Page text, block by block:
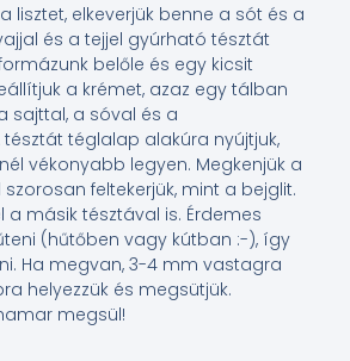
lisztet, elkeverjük benne a sót és a
és a tejjel gyúrható tésztát
belőle és egy kicsit
a krémet, azaz egy tálban
sajttal, a sóval és a
téglalap alakúra nyújtjuk,
vékonyabb legyen. Megkenjük a
feltekerjük, mint a bejglit.
a másik tésztával is. Érdemes
(hűtőben vagy kútban :-), így
Ha megvan, 3-4 mm vastagra
helyezzük és megsütjük.
megsül!